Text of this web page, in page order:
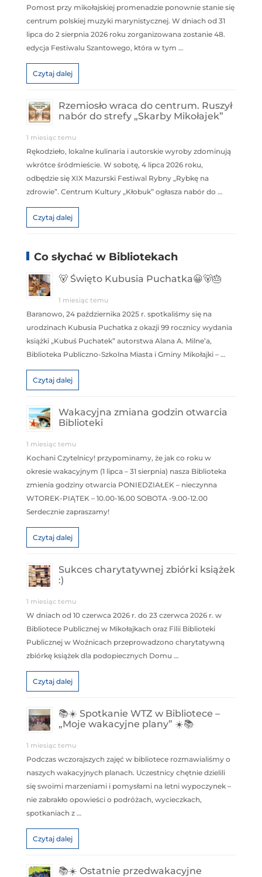
Pomost przy mikołajskiej promenadzie ponownie stanie się
centrum polskiej muzyki marynistycznej. W dniach od 31
lipca do 2 sierpnia 2026 roku zorganizowana zostanie 48.
edycja Festiwalu Szantowego, która w tym …
Czytaj dalej
Rzemiosło wraca do centrum. Ruszył
nabór do strefy „Skarby Mikołajek”
1 miesiąc temu
Rękodzieło, lokalne kulinaria i autorskie wyroby zdominują
wkrótce śródmieście. W sobotę, 4 lipca 2026 roku,
odbędzie się XIX Mazurski Festiwal Rybny „Rybkę na
zdrowie”. Centrum Kultury „Kłobuk” ogłasza nabór do …
Czytaj dalej
Co słychać w Bibliotekach
🐻 Święto Kubusia Puchatka😀🐻🎂
1 miesiąc temu
Baranowo, 24 października 2025 r. spotkaliśmy się na
urodzinach Kubusia Puchatka z okazji 99 rocznicy wydania
książki „Kubuś Puchatek” autorstwa Alana A. Milne’a,
Biblioteka Publiczno-Szkolna Miasta i Gminy Mikołajki – …
Czytaj dalej
Wakacyjna zmiana godzin otwarcia
Biblioteki
1 miesiąc temu
Kochani Czytelnicy! przypominamy, że jak co roku w
okresie wakacyjnym (1 lipca – 31 sierpnia) nasza Biblioteka
zmienia godziny otwarcia PONIEDZIAŁEK – nieczynna
WTOREK-PIĄTEK – 10.00-16.00 SOBOTA -9.00-12.00
Serdecznie zapraszamy!
Czytaj dalej
Sukces charytatywnej zbiórki książek
:)
1 miesiąc temu
W dniach od 10 czerwca 2026 r. do 23 czerwca 2026 r. w
Bibliotece Publicznej w Mikołajkach oraz Filii Biblioteki
Publicznej w Woźnicach przeprowadzono charytatywną
zbiórkę książek dla podopiecznych Domu …
Czytaj dalej
📚☀️ Spotkanie WTZ w Bibliotece –
„Moje wakacyjne plany” ☀️📚
1 miesiąc temu
Podczas wczorajszych zajęć w bibliotece rozmawialiśmy o
naszych wakacyjnych planach. Uczestnicy chętnie dzielili
się swoimi marzeniami i pomysłami na letni wypoczynek –
nie zabrakło opowieści o podróżach, wycieczkach,
spotkaniach z …
Czytaj dalej
📚☀️ Ostatnie przedwakacyjne